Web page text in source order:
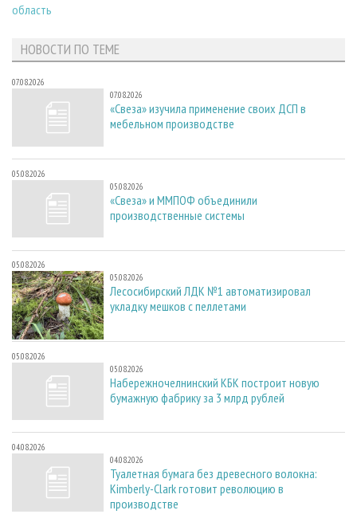
область
НОВОСТИ ПО ТЕМЕ
07.08.2026
07.08.2026
«Свеза» изучила применение своих ДСП в
мебельном производстве
05.08.2026
05.08.2026
«Свеза» и ММПОФ объединили
производственные системы
05.08.2026
05.08.2026
Лесосибирский ЛДК №1 автоматизировал
укладку мешков с пеллетами
05.08.2026
05.08.2026
Набережночелнинский КБК построит новую
бумажную фабрику за 3 млрд рублей
04.08.2026
04.08.2026
Туалетная бумага без древесного волокна:
Kimberly-Clark готовит революцию в
производстве